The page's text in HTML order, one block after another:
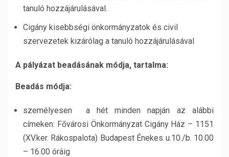
tanuló hozzájárulásával.
Cigány kisebbségi önkormányzatok és civil
szervezetek kizárólag a tanuló hozzájárulásával
A pályázat beadásának módja, tartalma:
Beadás módja:
személyesen a hét minden napján az alábbi
címeken: Fővárosi Önkormányzat Cigány Ház – 1151
(XV.ker. Rákospalota) Budapest Énekes u.10./b. 10.00
– 16.00 óráig